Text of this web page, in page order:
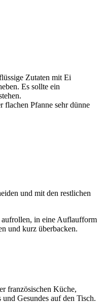
Zutaten mit Ei
Es sollte ein
flachen Pfanne sehr dünne
und mit den restlichen
in eine Auflaufform
und kurz überbacken.
französischen Küche,
Gesundes auf den Tisch.